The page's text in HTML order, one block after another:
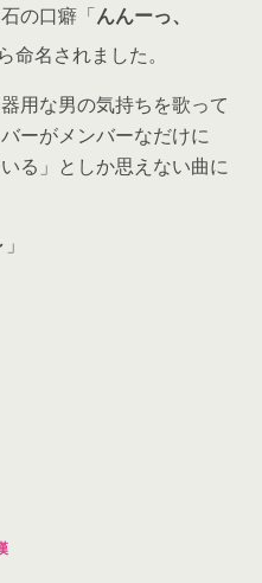
の口癖「んんーっ、
命名されました。
用な男の気持ちを歌って
ーがメンバーなだけに
る」 としか思えない曲に
」